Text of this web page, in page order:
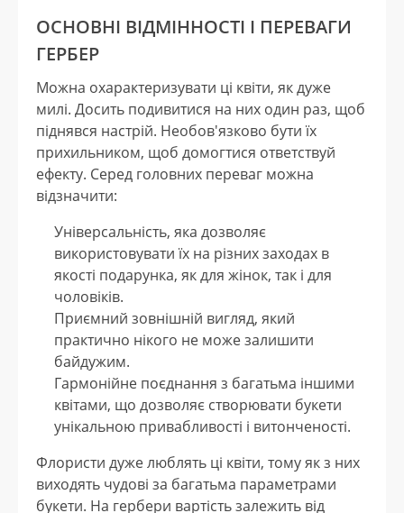
ОСНОВНІ ВІДМІННОСТІ І ПЕРЕВАГИ
ГЕРБЕР
Можна охарактеризувати ці квіти, як дуже
милі. Досить подивитися на них один раз, щоб
піднявся настрій. Необов'язково бути їх
прихильником, щоб домогтися ответствуй
ефекту. Серед головних переваг можна
відзначити:
Універсальність, яка дозволяє
використовувати їх на різних заходах в
якості подарунка, як для жінок, так і для
чоловіків.
Приємний зовнішній вигляд, який
практично нікого не може залишити
байдужим.
Гармонійне поєднання з багатьма іншими
квітами, що дозволяє створювати букети
унікальною привабливості і витонченості.
Флористи дуже люблять ці квіти, тому як з них
виходять чудові за багатьма параметрами
букети. На гербери вартість залежить від